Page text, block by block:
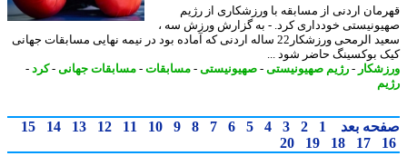
اردنی از مسابقه با ورزشکاری از رژیم
خودداری کرد. - به گزارش ورزش سه ،
سعید الرمحی ورزشکار22 ساله اردنی که آماده بود در نیمه نهایی مسابقات جهانی
بوکسینگ حاضر شود ...
-رژیم صهیونیستی-صهیونیستی-مسابقات-مسابقات جهانی-کرد-
بعد 1
2
3
4
5
6
7
8
9
10
11
12
13
14
15
17
18
19
20